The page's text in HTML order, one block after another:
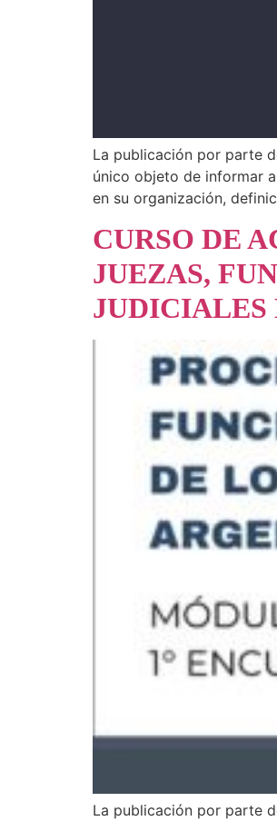
La publicación por parte
único objeto de informar
en su organización,
CURSO DE
JUEZAS,
JUDICIALES
La publicación por parte